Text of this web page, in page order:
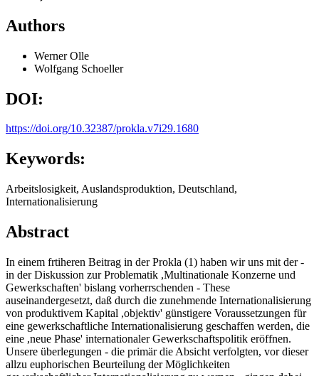
Authors
Werner Olle
Wolfgang Schoeller
DOI:
https://doi.org/10.32387/prokla.v7i29.1680
Keywords:
Arbeitslosigkeit, Auslandsproduktion, Deutschland,
Internationalisierung
Abstract
In einem frtiheren Beitrag in der Prokla (1) haben wir uns mit der -
in der Diskussion zur Problematik ,Multinationale Konzerne und
Gewerkschaften' bislang vorherrschenden - These
auseinandergesetzt, daß durch die zunehmende Internationalisierung
von produktivem Kapital ,objektiv' günstigere Voraussetzungen für
eine gewerkschaftliche Internationalisierung geschaffen werden, die
eine ,neue Phase' internationaler Gewerkschaftspolitik eröffnen.
Unsere überlegungen - die primär die Absicht verfolgten, vor dieser
allzu euphorischen Beurteilung der Möglichkeiten